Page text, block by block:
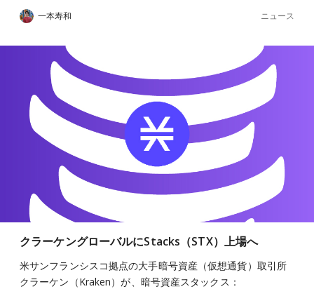
一本寿和 ニュース
クラーケングローバルにStacks（STX）上場へ
米サンフランシスコ拠点の大手暗号資産（仮想通貨）取引所
クラーケン（Kraken）が、暗号資産スタックス：